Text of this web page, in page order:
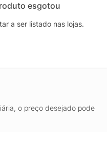
esgotou
a ser listado nas lojas.
o preço desejado pode